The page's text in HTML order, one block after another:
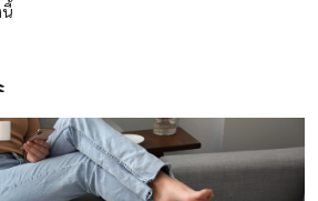
นี้